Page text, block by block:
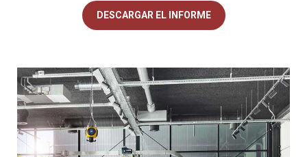
DESCARGAR EL INFORME